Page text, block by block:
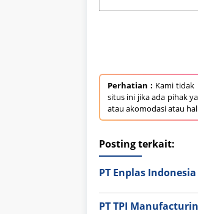
Perhatian : Kami
situs ini jika ada pihak
atau akomodasi atau
Posting terkait:
PT Enplas Indonesia
PT TPI